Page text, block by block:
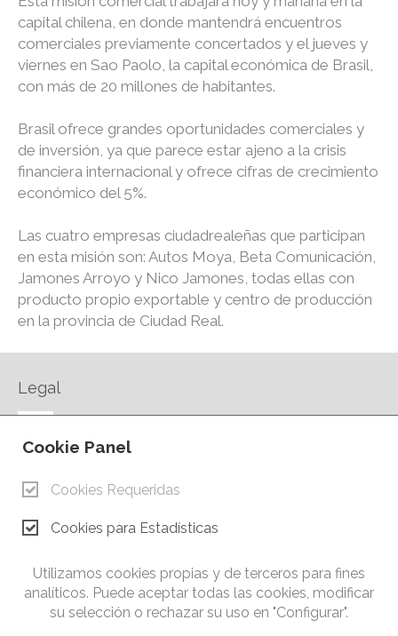
capital chilena, en donde mantendrá encuentros
comerciales previamente concertados y el jueves y
viernes en Sao Paolo, la capital económica de Brasil,
con más de 20 millones de habitantes.
Brasil ofrece grandes oportunidades comerciales y
de inversión, ya que parece estar ajeno a la crisis
financiera internacional y ofrece cifras de crecimiento
económico del 5%.
Las cuatro empresas ciudadrealeñas que participan
en esta misión son: Autos Moya, Beta Comunicación,
Jamones Arroyo y Nico Jamones, todas ellas con
producto propio exportable y centro de producción
en la provincia de Ciudad Real.
Legal
AVISO LEGAL
CONTACTO
Cámara de Comercio e Industria de Ciudad Real. Todos los
derechos reservados. Prohibida la reproducción total o parcial
de los contenidos de esta web.
Cookie Panel
Cookies Requeridas
Cookies para Estadísticas
Utilizamos cookies propias y de terceros para fines
analíticos. Puede aceptar todas las cookies, modificar
su selección o rechazar su uso en "Configurar".